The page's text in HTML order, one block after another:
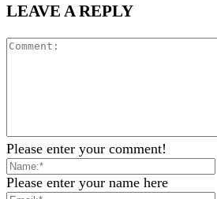
LEAVE A REPLY
Please enter your comment!
Please enter your name here